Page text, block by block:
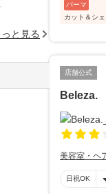
パーマ
カット＆シ
店舗公式
Beleza.
美容室・ヘ
日祝OK
っと見る